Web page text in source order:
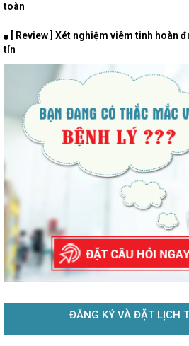
toàn
[ Review ] Xét nghiệm viêm tinh hoàn
tín
ĐĂNG KÝ VÀ ĐẶT LỊCH